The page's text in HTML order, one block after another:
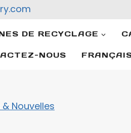
DE RECYCLAGE
NOUS
Nouvelles